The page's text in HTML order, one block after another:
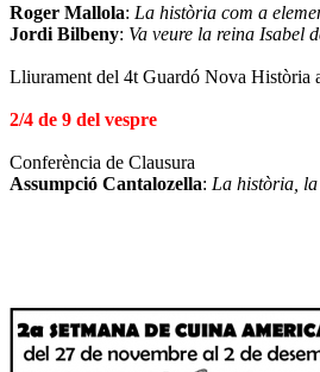
Roger Mallola: La història com a
Jordi Bilbeny: Va veure la reina Isabel
Lliurament del 4t Guardó Nova Història
2/4 de 9 del vespre
Conferència de Clausura
Assumpció Cantalozella: La història,